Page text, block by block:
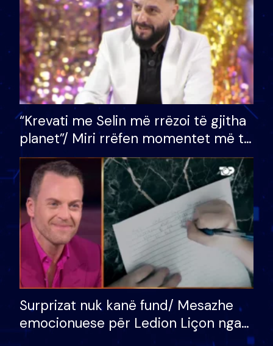
“Krevati me Selin më rrëzoi të gjitha
planet”/ Miri rrëfen momentet më të
bukura në shtëpinë e BB VIP: Do më
mungojë zilja e mëngjesit kur…
Surprizat nuk kanë fund/ Mesazhe
emocionuese për Ledion Liçon nga
nëna dhe fëmijët e tij, moderatori